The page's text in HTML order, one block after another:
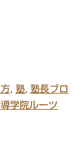
,塾 ,塾長ブロ
学院ルーツ